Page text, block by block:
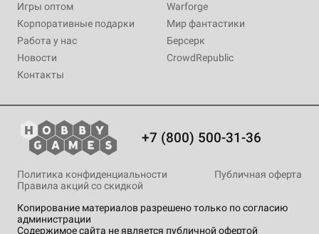
Игры оптом
Корпоративные подарки
Работа у нас
Новости
Контакты
Warforge
Мир фантастики
Берсерк
CrowdRepublic
+7 (800) 500-31-36
Копирование материалов разрешено только по согласию
администрации
Содержимое сайта не является публичной офертой
Политика конфиденциальности
Публичная оферта
Правила акций со скидкой